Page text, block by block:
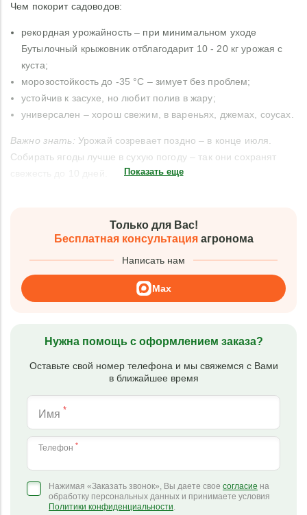
Чем покорит садоводов:
рекордная урожайность – при минимальном уходе
Бутылочный крыжовник отблагодарит 10 - 20 кг урожая с
куста;
морозостойкость до -35 °C – зимует без проблем;
устойчив к засухе, но любит полив в жару;
универсален – хорош свежим, в вареньях, джемах, соусах.
Важно знать: Урожай созревает поздно – в конце июля.
Собирать ягоды лучше в сухую погоду – так они сохранят
Показать еще
Только для Вас!
Бесплатная консультацияагронома
Написать нам
Max
Нужна помощь с оформлением заказа?
Оставьте свой номер телефона и мы свяжемся с Вами
в ближайшее время
Имя *
Телефон *
Нажимая «Заказать звонок», Вы даете свое согласие на
обработку персональных данных и принимаете условия
Политики конфиденциальности.